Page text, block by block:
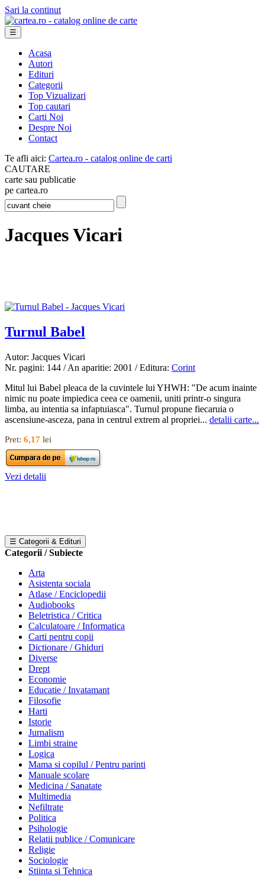
Sari la continut
☰
Acasa
Autori
Edituri
Categorii
Top Vizualizari
Top cautari
Carti Noi
Despre Noi
Contact
Te afli aici: Cartea.ro - catalog online de carti
CAUTARE
carte sau publicatie
pe cartea.ro
Jacques Vicari
Turnul Babel
Autor: Jacques Vicari
Nr. pagini: 144 / An aparitie: 2001 / Editura: Corint
Mitul lui Babel pleaca de la cuvintele lui YHWH: "De acum inainte
nimic nu poate impiedica ceea ce oamenii, uniti printr-o singura
limba, au intentia sa infaptuiasca". Turnul propune fiecaruia o
ascensiune-asceza, pana in centrul extrem al propriei... detalii carte...
Pret: 6,17 lei
Vezi detalii
☰ Categorii & Edituri
Categorii / Subiecte
Arta
Asistenta sociala
Atlase / Enciclopedii
Audiobooks
Beletristica / Critica
Calculatoare / Informatica
Carti pentru copii
Dictionare / Ghiduri
Diverse
Drept
Economie
Educatie / Invatamant
Filosofie
Harti
Istorie
Jurnalism
Limbi straine
Logica
Mama si copilul / Pentru parinti
Manuale scolare
Medicina / Sanatate
Multimedia
Nefiltrate
Politica
Psihologie
Relatii publice / Comunicare
Religie
Sociologie
Stiinta si Tehnica